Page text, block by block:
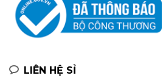
LIÊN HỆ SỈ